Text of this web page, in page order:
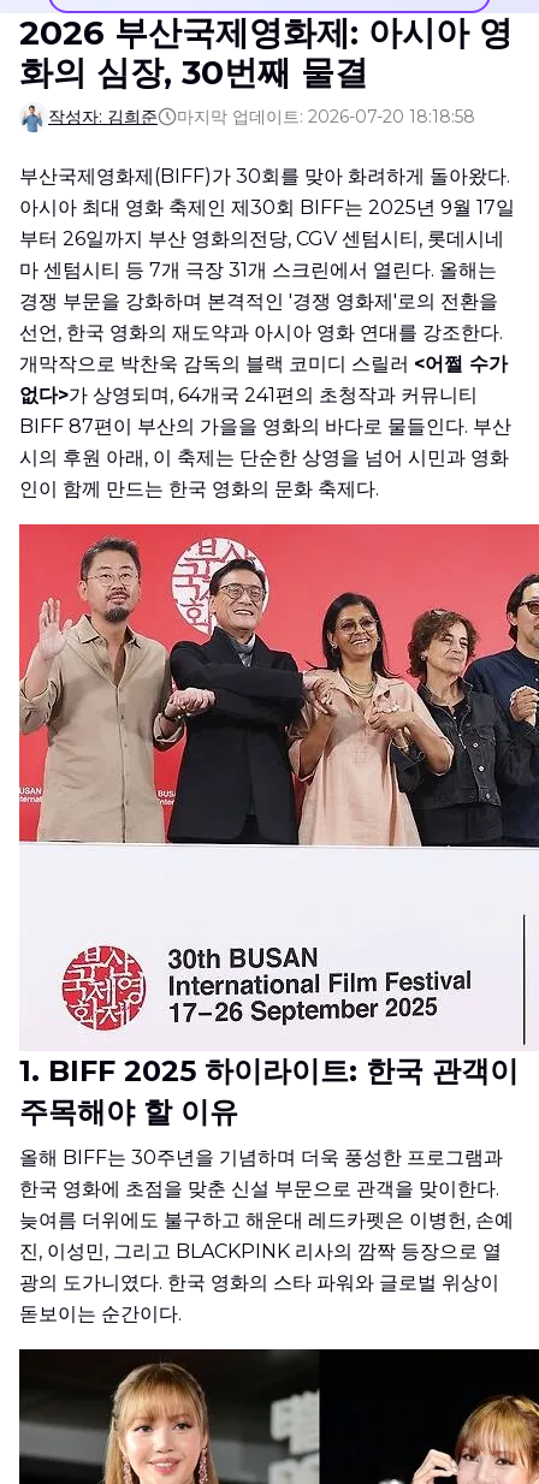
2026 부산국제영화제: 아시아 영
화의 심장, 30번째 물결
작성자: 김희준 마지막 업데이트: 2026-07-20 18:18:58
부산국제영화제(BIFF)가 30회를 맞아 화려하게 돌아왔다.
아시아 최대 영화 축제인 제30회 BIFF는 2025년 9월 17일
부터 26일까지 부산 영화의전당, CGV 센텀시티, 롯데시네
마 센텀시티 등 7개 극장 31개 스크린에서 열린다. 올해는
경쟁 부문을 강화하며 본격적인 '경쟁 영화제'로의 전환을
선언, 한국 영화의 재도약과 아시아 영화 연대를 강조한다.
개막작으로 박찬욱 감독의 블랙 코미디 스릴러 <어쩔 수가
없다>가 상영되며, 64개국 241편의 초청작과 커뮤니티
BIFF 87편이 부산의 가을을 영화의 바다로 물들인다. 부산
시의 후원 아래, 이 축제는 단순한 상영을 넘어 시민과 영화
인이 함께 만드는 한국 영화의 문화 축제다.
1. BIFF 2025 하이라이트: 한국 관객이
주목해야 할 이유
올해 BIFF는 30주년을 기념하며 더욱 풍성한 프로그램과
한국 영화에 초점을 맞춘 신설 부문으로 관객을 맞이한다.
늦여름 더위에도 불구하고 해운대 레드카펫은 이병헌, 손예
진, 이성민, 그리고 BLACKPINK 리사의 깜짝 등장으로 열
광의 도가니였다. 한국 영화의 스타 파워와 글로벌 위상이
돋보이는 순간이다.